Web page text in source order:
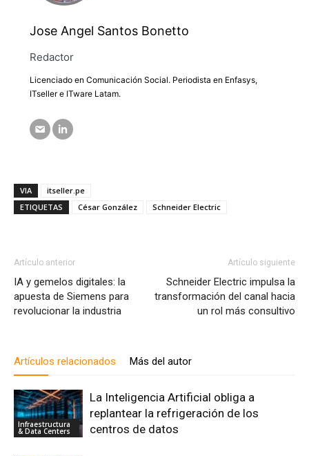
Jose Angel Santos Bonetto
Redactor
Licenciado en Comunicación Social. Periodista en Enfasys,
ITseller e ITware Latam.
VIA
itseller.pe
ETIQUETAS
César González Schneider Electric
Artículo anterior
IA y gemelos digitales: la
apuesta de Siemens para
revolucionar la industria
Artículo siguiente
Schneider Electric impulsa la
transformación del canal hacia
un rol más consultivo
Artículos relacionados Más del autor
Infraestructura
& Data Centers
La Inteligencia Artificial obliga a
replantear la refrigeración de los
centros de datos